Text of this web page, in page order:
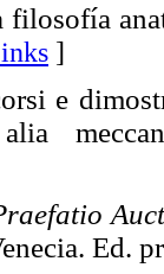
filosofía
]
e
alia
Ed.